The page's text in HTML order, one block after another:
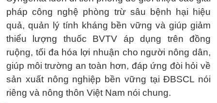
pháp công nghệ phòng trừ sâu bệnh hại hiệu
quả, quản lý tính kháng bền vững và giúp giảm
thiểu lượng thuốc BVTV áp dụng trên đồng
ruộng, tối đa hóa lợi nhuận cho người nông dân,
giúp môi trường an toàn hơn, đáp ứng đòi hỏi về
sản xuất nông nghiệp bền vững tại ĐBSCL nói
riêng và nông thôn Việt Nam nói chung.